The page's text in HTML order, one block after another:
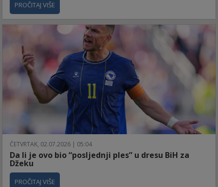
PROČITAJ VIŠE
ČETVRTAK, 02.07.2026 | 05:04
Da li je ovo bio “posljednji ples” u dresu BiH za
Džeku
PROČITAJ VIŠE